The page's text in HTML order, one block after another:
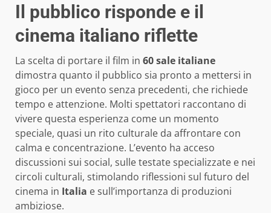
Il pubblico risponde e il
cinema italiano riflette
La scelta di portare il film in 60 sale italiane
dimostra quanto il pubblico sia pronto a mettersi in
gioco per un evento senza precedenti, che richiede
tempo e attenzione. Molti spettatori raccontano di
vivere questa esperienza come un momento
speciale, quasi un rito culturale da affrontare con
calma e concentrazione. L’evento ha acceso
discussioni sui social, sulle testate specializzate e nei
circoli culturali, stimolando riflessioni sul futuro del
cinema in Italia e sull’importanza di produzioni
ambiziose.